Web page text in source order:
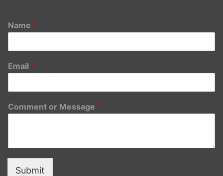
Name *
Email *
Comment or Message *
Submit